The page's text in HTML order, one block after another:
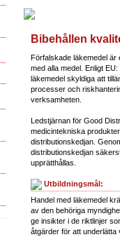
Bibehållen
Förfalskade läkemedel är
med alla medel. Enligt
läkemedel skyldiga att
processer och
verksamheten.
Ledstjärnan för Good
medicintekniska
distributionskedjan.
distributionskedjan
upprätthållas.
Utbildningsmål:
Handel med läkemedel
av den behöriga
ge insikter i de riktlinjer
åtgärder för att underlätta